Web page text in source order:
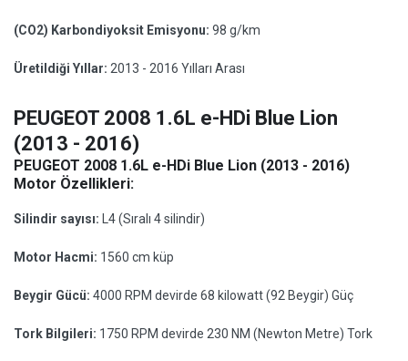
(CO2) Karbondiyoksit Emisyonu: 98 g/km
Üretildiği Yıllar: 2013 - 2016 Yılları Arası
PEUGEOT 2008 1.6L e-HDi Blue Lion
(2013 - 2016)
PEUGEOT 2008 1.6L e-HDi Blue Lion (2013 - 2016)
Motor Özellikleri:
Silindir sayısı: L4 (Sıralı 4 silindir)
Motor Hacmi: 1560 cm küp
Beygir Gücü: 4000 RPM devirde 68 kilowatt (92 Beygir) Güç
Tork Bilgileri: 1750 RPM devirde 230 NM (Newton Metre) Tork